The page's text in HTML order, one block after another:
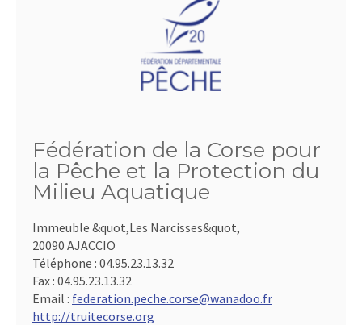
Fédération de la Corse pour
la Pêche et la Protection du
Milieu Aquatique
Immeuble &quot,Les Narcisses&quot,
20090 AJACCIO
Téléphone : 04.95.23.13.32
Fax : 04.95.23.13.32
Email : federation.peche.corse@wanadoo.fr
http://truitecorse.org